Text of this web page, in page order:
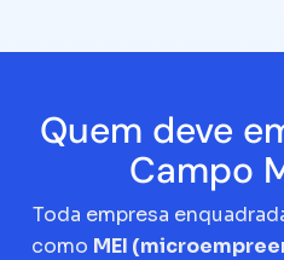
Quem deve
Campo
Toda empresa
como MEI